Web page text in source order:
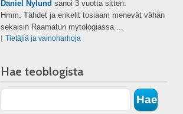
Daniel Nylund sanoi 3 vuotta sitten:
Hmm. Tähdet ja enkelit tosiaam menevät vähän
sekaisin Raamatun mytologiassa....
Tietäjiä ja vainoharhoja
Hae teoblogista